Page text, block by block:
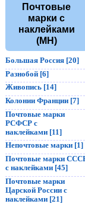
Почтовые
марки с
наклейками
(MH)
Большая Россия [20]
Разнобой [6]
Живопись [14]
Колонии Франции [7]
Почтовые марки
РСФСР с
наклейками [11]
Непочтовые марки [1]
Почтовые марки
с наклейками [45]
Почтовые марки
Царской России с
наклейками [21]